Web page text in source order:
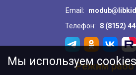
Email:
Телефон:
8 (8152)
Режим
Мы используем cookies